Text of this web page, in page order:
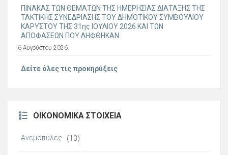
ΠΙΝΑΚΑΣ ΤΩΝ ΘΕΜΑΤΩΝ ΤΗΣ ΗΜΕΡΗΣΙΑΣ ΔΙΑΤΑΞΗΣ ΤΗΣ
ΤΑΚΤΙΚΗΣ ΣΥΝΕΔΡΙΑΣΗΣ ΤΟΥ ΔΗΜΟΤΙΚΟΥ ΣΥΜΒΟΥΛΙΟΥ
ΚΑΡΥΣΤΟΥ ΤΗΣ 31ης ΙΟΥΛΙΟΥ 2026 ΚΑΙ ΤΩΝ
ΑΠΟΦΑΣΕΩΝ ΠΟΥ ΛΗΦΘΗΚΑΝ
6 Αυγούστου 2026
Δείτε όλες τις προκηρύξεις
ΟΙΚΟΝΟΜΙΚΆ ΣΤΟΙΧΕΊΑ
Ανεμοπυλες (13)